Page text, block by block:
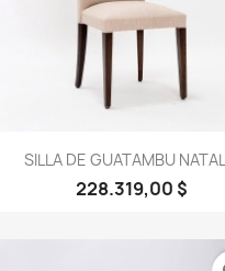
Vista rápida
SILLA DE GUATAMBU
228.319,00 $